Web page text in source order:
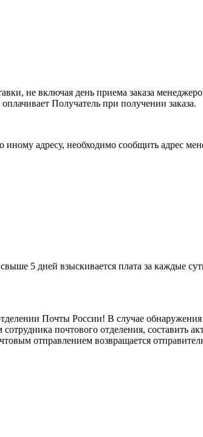
не включая день приема заказа
Получатель при получении заказа.
адресу, необходимо сообщить адрес
5 дней взыскивается плата за каждые
Почты России! В случае обнаружения
почтового отделения, составить
отправлением возвращается